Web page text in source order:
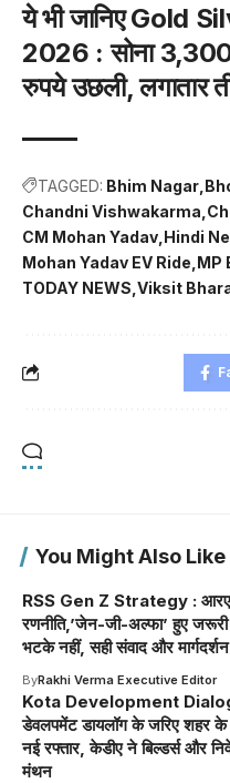
ये भी जानिएGold
2026 : सोना
रुपये उछली, लगातार
TAGGED: Bhim Nagar
Chandni Vishwakarma
CM Mohan Yadav Hindi
Mohan Yadav EV Ride MP
TODAY NEWS Viksit
You Might Also Like
RSS Gen Z Strategy :
रणनीति,’जेन-जी-अल्फा’ हुए
भटके नहीं, सही संवाद और
ByRakhi Verma Executive Editor
Kota Development
डेवलपमेंट डायलॉग के जरिए शहर के
नई रफ्तार, केडीए ने बिल्डर्स और
मंथन